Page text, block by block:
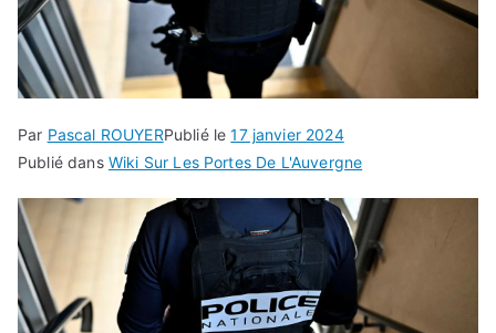
Par Pascal ROUYERPublié le17 janvier 2024
Publié dans Wiki Sur Les Portes De L'Auvergne